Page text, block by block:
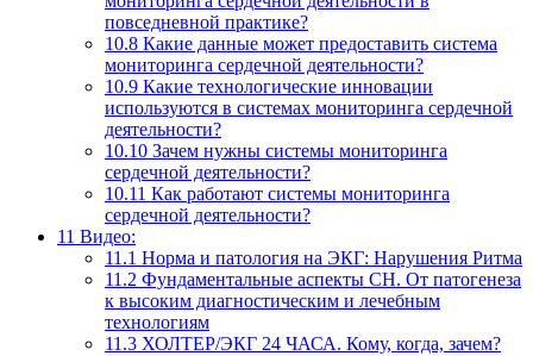
повседневной практике?
10.8 Какие данные может предоставить система
мониторинга сердечной деятельности?
10.9 Какие технологические инновации
используются в системах мониторинга сердечной
деятельности?
10.10 Зачем нужны системы мониторинга
сердечной деятельности?
10.11 Как работают системы мониторинга
сердечной деятельности?
11 Видео:
11.1 Норма и патология на ЭКГ: Нарушения Ритма
11.2 Фундаментальные аспекты СН. От патогенеза
к высоким диагностическим и лечебным
технологиям
11.3 ХОЛТЕР/ЭКГ 24 ЧАСА. Кому, когда, зачем?